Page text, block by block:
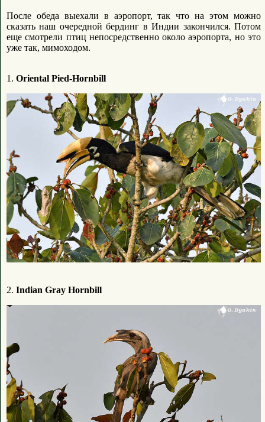
После обеда выехали в аэропорт, так что на этом можно
сказать наш очередной бердинг в Индии закончился. Потом
еще смотрели птиц непосредственно около аэропорта, но это
уже так, мимоходом.
1. Oriental Pied-Hornbill
2. Indian Gray Hornbill